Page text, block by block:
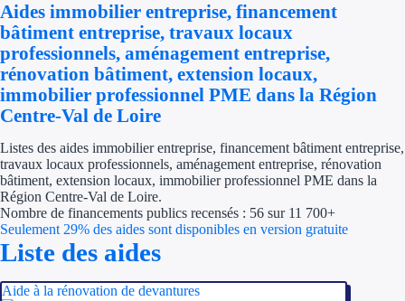
Aides RSE
Étapes de vie
Création
Cession
Entreprise en
Aides immobilier entreprise, financement
bâtiment entreprise, travaux locaux
professionnels, aménagement entreprise,
rénovation bâtiment, extension locaux,
immobilier professionnel PME dans la Région
Centre-Val de Loire
Listes des aides immobilier entreprise, financement bâtiment entreprise,
travaux locaux professionnels, aménagement entreprise, rénovation
bâtiment, extension locaux, immobilier professionnel PME dans la
Région Centre-Val de Loire.
Nombre de financements publics recensés : 56 sur 11 700+
Seulement 29% des aides sont disponibles en version gratuite
Liste des aides
Aide à la rénovation de devantures